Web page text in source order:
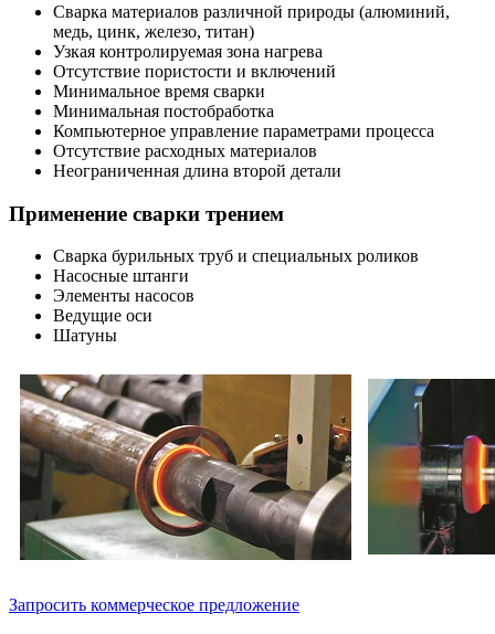
Сварка материалов различной природы (алюминий,
медь, цинк, железо, титан)
Узкая контролируемая зона нагрева
Отсутствие пористости и включений
Минимальное время сварки
Минимальная постобработка
Компьютерное управление параметрами процесса
Отсутствие расходных материалов
Неограниченная длина второй детали
Применение сварки трением
Сварка бурильных труб и специальных роликов
Насосные штанги
Элементы насосов
Ведущие оси
Шатуны
Запросить коммерческое предложение